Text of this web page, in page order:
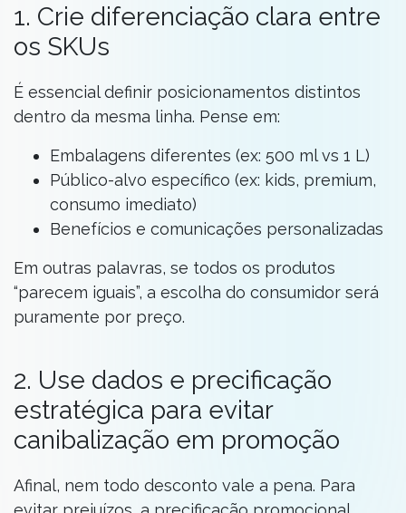
1. Crie diferenciação clara entre
os SKUs
É essencial definir posicionamentos distintos
dentro da mesma linha. Pense em:
Embalagens diferentes (ex: 500 ml vs 1 L)
Público-alvo específico (ex: kids, premium,
consumo imediato)
Benefícios e comunicações personalizadas
Em outras palavras, se todos os produtos
“parecem iguais”, a escolha do consumidor será
puramente por preço.
2. Use dados e precificação
estratégica para evitar
canibalização em promoção
Afinal, nem todo desconto vale a pena. Para